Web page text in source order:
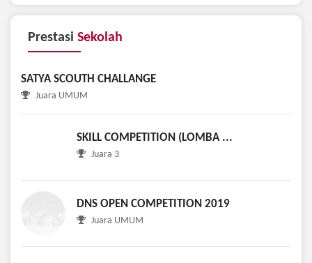
Prestasi Sekolah
SATYA SCOUTH CHALLANGE
Juara UMUM
SKILL COMPETITION (LOMBA ...
Juara 3
DNS OPEN COMPETITION 2019
Juara UMUM